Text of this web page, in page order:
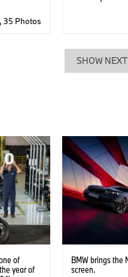
35 Photos
SHOW
of
year of
BMW brings the
screen.